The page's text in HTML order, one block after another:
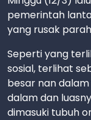
pemerintah
yang rusak
Seperti yang
sosial, terlihat
besar nan
dalam dan
dimasuki tubuh